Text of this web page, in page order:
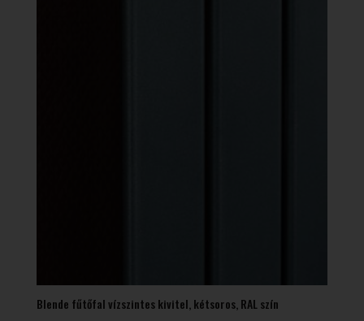
Blende fűtőfal vízszintes kivitel, kétsoros, RAL szín